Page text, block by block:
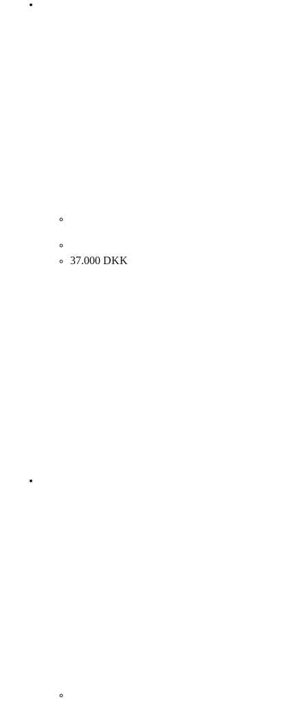
37.000 DKK